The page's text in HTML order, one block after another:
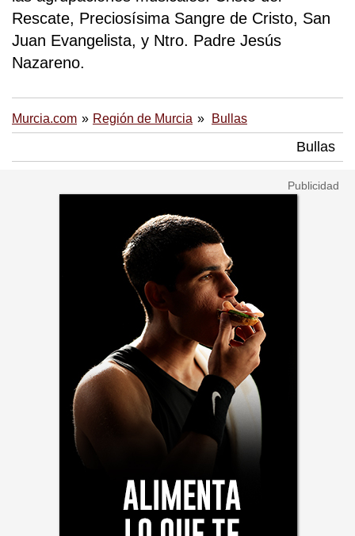
Rescate, Preciosísima Sangre de Cristo, San
Juan Evangelista, y Ntro. Padre Jesús
Nazareno.
Murcia.com Región de Murcia Bullas
Bullas